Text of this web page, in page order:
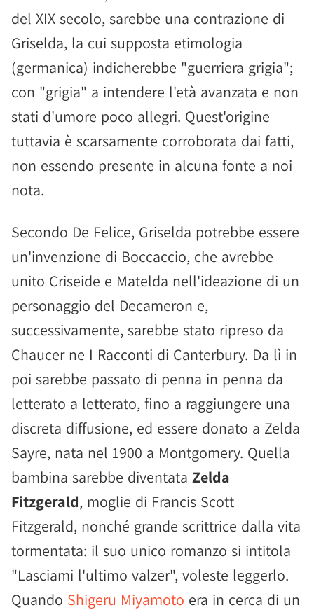
del XIX secolo, sarebbe una contrazione di
Griselda, la cui supposta etimologia
(germanica) indicherebbe "guerriera grigia";
con "grigia" a intendere l'età avanzata e non
stati d'umore poco allegri. Quest'origine
tuttavia è scarsamente corroborata dai fatti,
non essendo presente in alcuna fonte a noi
nota.
Secondo De Felice, Griselda potrebbe essere
un'invenzione di Boccaccio, che avrebbe
unito Criseide e Matelda nell'ideazione di un
personaggio del Decameron e,
successivamente, sarebbe stato ripreso da
Chaucer ne I Racconti di Canterbury. Da lì in
poi sarebbe passato di penna in penna da
letterato a letterato, fino a raggiungere una
discreta diffusione, ed essere donato a Zelda
Sayre, nata nel 1900 a Montgomery. Quella
bambina sarebbe diventata Zelda
Fitzgerald, moglie di Francis Scott
Fitzgerald, nonché grande scrittrice dalla vita
tormentata: il suo unico romanzo si intitola
"Lasciami l'ultimo valzer", voleste leggerlo.
Quando Shigeru Miyamoto era in cerca di un